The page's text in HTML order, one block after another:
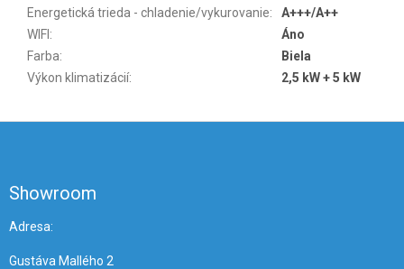
Energetická trieda - chladenie/vykurovanie:
A+++/A++
WIFI :
Áno
Farba:
Biela
Výkon klimatizácií: 2,5 kW + 5 kW
Showroom
Adresa:
Gustáva Mallého 2